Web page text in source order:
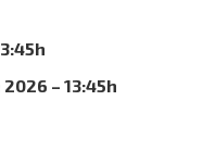
– 13:45h